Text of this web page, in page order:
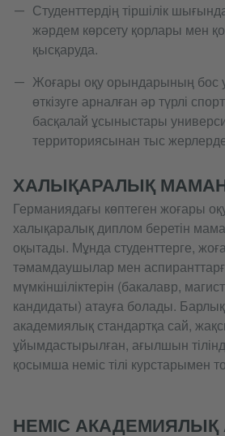
Студенттердің тіршілік
жәрдем көрсету қорлары мен
қысқаруда.
Жоғары оқу орындарының бос
өткізуге арналған әр түрлі
басқалай ұсыныстары
территориясынан тыс
ХАЛЫҚАРАЛЫҚ
Германиядағы көптеген жоғары
халықаралық диплом беретін
оқытады. Мұнда студенттерге,
тәмамдаушылар мен
мүмкіншіліктерін (бакалавр,
кандидаты) атауға болады.
академиялық стандартқа сай,
ұйымдастырылған, ағылшын
қосымша неміс тілі курстарымен
НЕМІС